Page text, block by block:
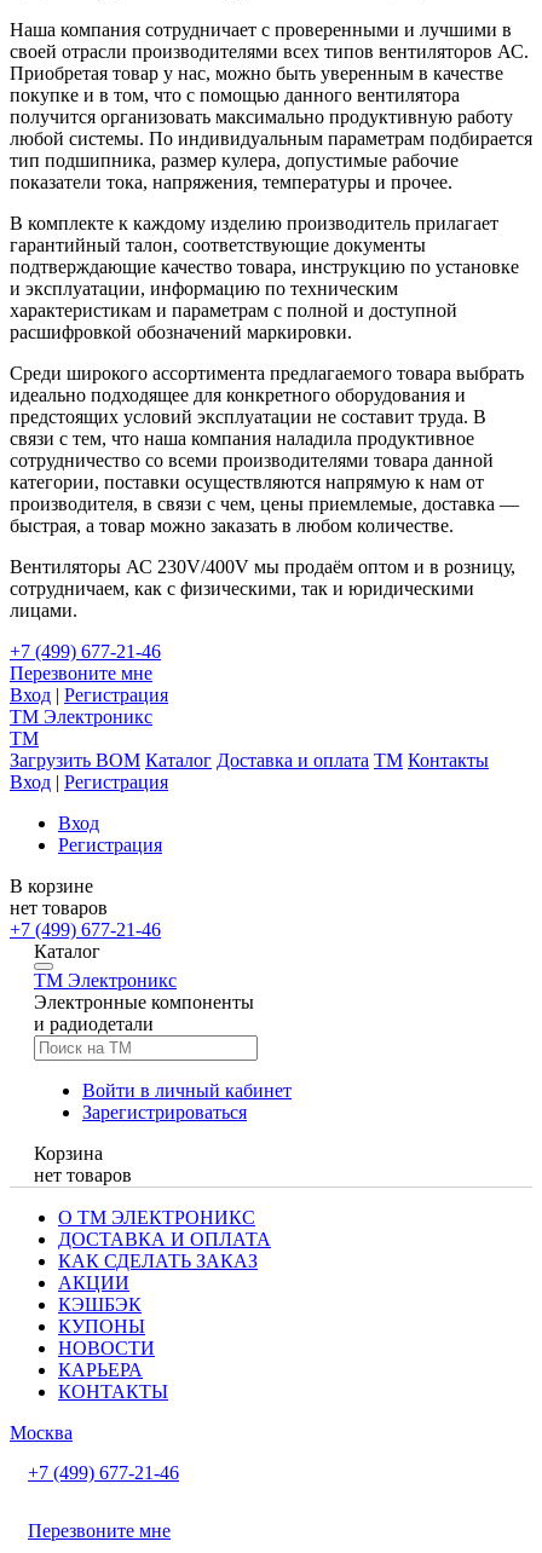
Наша компания сотрудничает с проверенными и лучшими в
своей отрасли производителями всех типов вентиляторов АС.
Приобретая товар у нас, можно быть уверенным в качестве
покупке и в том, что с помощью данного вентилятора
получится организовать максимально продуктивную работу
любой системы. По индивидуальным параметрам подбирается
тип подшипника, размер кулера, допустимые рабочие
показатели тока, напряжения, температуры и прочее.
В комплекте к каждому изделию производитель прилагает
гарантийный талон, соответствующие документы
подтверждающие качество товара, инструкцию по установке
и эксплуатации, информацию по техническим
характеристикам и параметрам с полной и доступной
расшифровкой обозначений маркировки.
Среди широкого ассортимента предлагаемого товара выбрать
идеально подходящее для конкретного оборудования и
предстоящих условий эксплуатации не составит труда. В
связи с тем, что наша компания наладила продуктивное
сотрудничество со всеми производителями товара данной
категории, поставки осуществляются напрямую к нам от
производителя, в связи с чем, цены приемлемые, доставка —
быстрая, а товар можно заказать в любом количестве.
Вентиляторы АС 230V/400V мы продаём оптом и в розницу,
сотрудничаем, как с физическими, так и юридическими
лицами.
+7 (499) 677-21-46
Перезвоните мне
Вход | Регистрация
TM Электроникс
TM
Загрузить BOM Каталог Доставка и оплата TM Контакты
Вход | Регистрация
Вход
Регистрация
В корзине
нет товаров
+7 (499) 677-21-46
Каталог
TM Электроникс
Электронные компоненты
и радиодетали
Войти в личный кабинет
Зарегистрироваться
Корзина
нет товаров
О ТМ ЭЛЕКТРОНИКС
ДОСТАВКА И ОПЛАТА
КАК СДЕЛАТЬ ЗАКАЗ
АКЦИИ
КЭШБЭК
КУПОНЫ
НОВОСТИ
КАРЬЕРА
КОНТАКТЫ
Москва
+7 (499) 677-21-46
Перезвоните мне